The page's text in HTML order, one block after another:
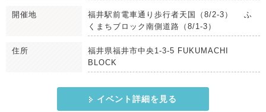
開催地
福井駅前電車通り歩行者天国（8/2-3） ふ
くまちブロック南側道路（8/1-3）
住所
福井県福井市中央1-3-5 FUKUMACHI
BLOCK
イベント詳細を見る